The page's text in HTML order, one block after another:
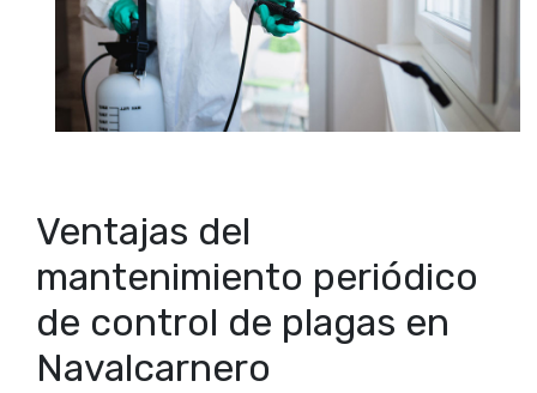
Ventajas del
mantenimiento periódico
de control de plagas en
Navalcarnero